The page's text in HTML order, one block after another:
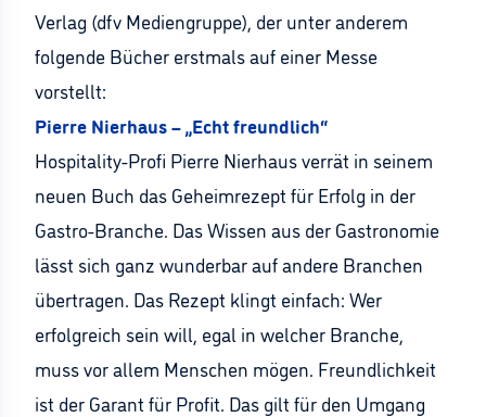
Verlag (dfv Mediengruppe), der unter anderem
folgende Bücher erstmals auf einer Messe
vorstellt:
Pierre Nierhaus – „Echt freundlich“
Hospitality-Profi Pierre Nierhaus verrät in seinem
neuen Buch das Geheimrezept für Erfolg in der
Gastro-Branche. Das Wissen aus der Gastronomie
lässt sich ganz wunderbar auf andere Branchen
übertragen. Das Rezept klingt einfach: Wer
erfolgreich sein will, egal in welcher Branche,
muss vor allem Menschen mögen. Freundlichkeit
ist der Garant für Profit. Das gilt für den Umgang